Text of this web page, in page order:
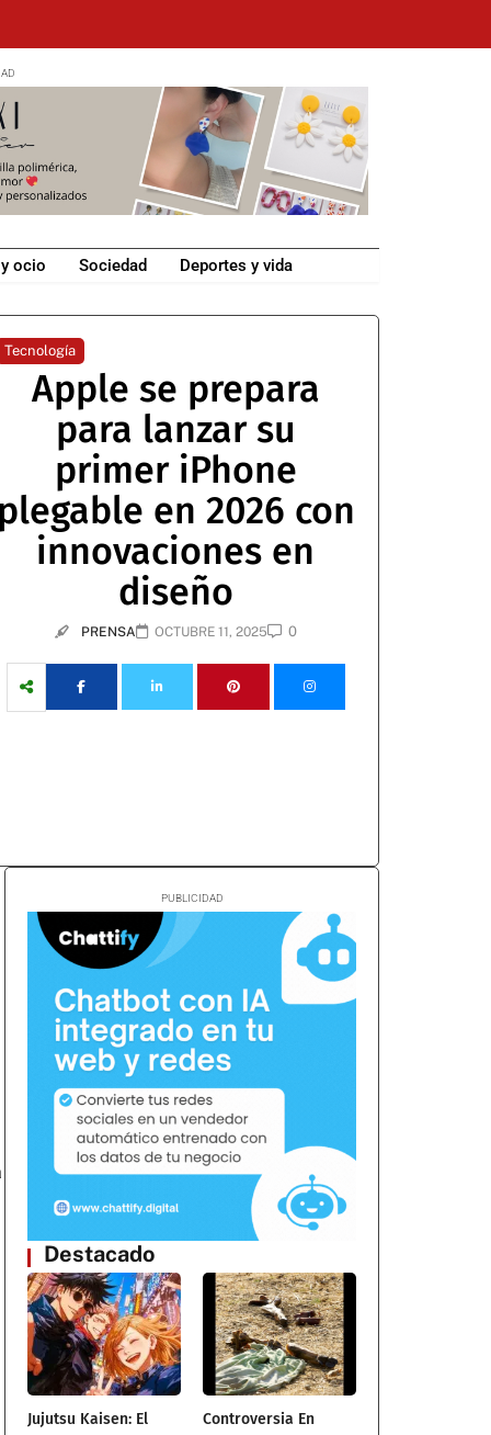
ocio Sociedad Deportes y vida
Tecnología
Apple se prepara
para lanzar su
primer iPhone
en 2026 con
innovaciones en
diseño
PRENSA OCTUBRE 11, 2025 0
Destacado
Jujutsu Kaisen: El
Controversia En